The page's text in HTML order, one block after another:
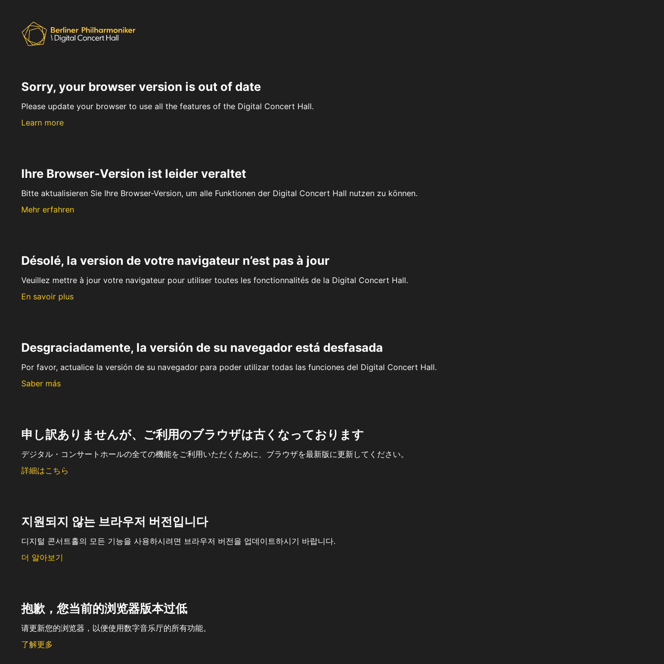
Sorry, your browser version is out of date
Please update your browser to use all the features of the Digital Concert Hall.
Learn more
Ihre Browser-Version ist leider veraltet
Bitte aktualisieren Sie Ihre Browser-Version, um alle Funktionen der Digital Concert Hall nutzen zu können.
Mehr erfahren
Désolé, la version de votre navigateur n’est pas à jour
Veuillez mettre à jour votre navigateur pour utiliser toutes les fonctionnalités de la Digital Concert Hall.
En savoir plus
Desgraciadamente, la versión de su navegador está desfasada
Por favor, actualice la versión de su navegador para poder utilizar todas las funciones del Digital Concert Hall.
Saber más
申し訳ありませんが、ご利用のブラウザは古くなっております
デジタル・コンサートホールの全ての機能をご利用いただくために、ブラウザを最新版に更新してください。
詳細はこちら
지원되지 않는 브라우저 버전입니다
디지털 콘서트홀의 모든 기능을 사용하시려면 브라우저 버전을 업데이트하시기 바랍니다.
더 알아보기
抱歉，您当前的浏览器版本过低
请更新您的浏览器，以便使用数字音乐厅的所有功能。
了解更多